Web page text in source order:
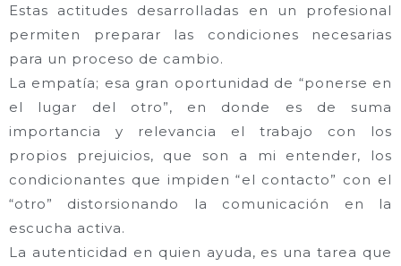
Estas actitudes desarrolladas en un profesional
permiten preparar las condiciones necesarias
para un proceso de cambio.
La empatía; esa gran oportunidad de “ponerse en
el lugar del otro”, en donde es de suma
importancia y relevancia el trabajo con los
propios prejuicios, que son a mi entender, los
condicionantes que impiden “el contacto” con el
“otro” distorsionando la comunicación en la
escucha activa.
La autenticidad en quien ayuda, es una tarea que